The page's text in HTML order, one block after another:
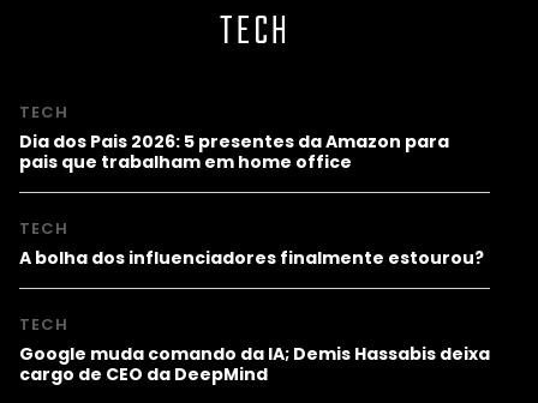
TECH
TECH
Dia dos Pais 2026: 5 presentes da Amazon para
pais que trabalham em home office
TECH
A bolha dos influenciadores finalmente estourou?
TECH
Google muda comando da IA; Demis Hassabis deixa
cargo de CEO da DeepMind